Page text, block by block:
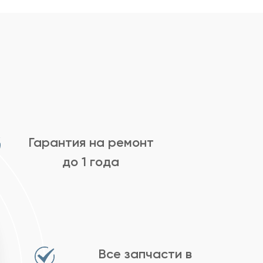
Гарантия на ремонт
до 1 года
Все запчасти в